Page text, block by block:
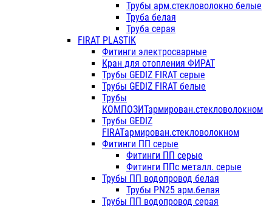
Трубы арм.стекловолокно белые
Труба белая
Труба серая
FIRAT PLASTIK
Фитинги электросварные
Кран для отопления ФИРАТ
Трубы GEDIZ FIRAT серые
Трубы GEDIZ FIRAT белые
Трубы
КОМПОЗИТармирован.стекловолокном
Трубы GEDIZ
FIRATармирован.стекловолокном
Фитинги ПП серые
Фитинги ПП серые
Фитинги ППс металл. серые
Трубы ПП водопровод белая
Трубы PN25 арм.белая
Трубы ПП водопровод серая